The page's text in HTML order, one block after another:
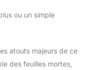
à sable
assure une
face
ou un simple
atouts majeurs de ce
des feuilles mortes,